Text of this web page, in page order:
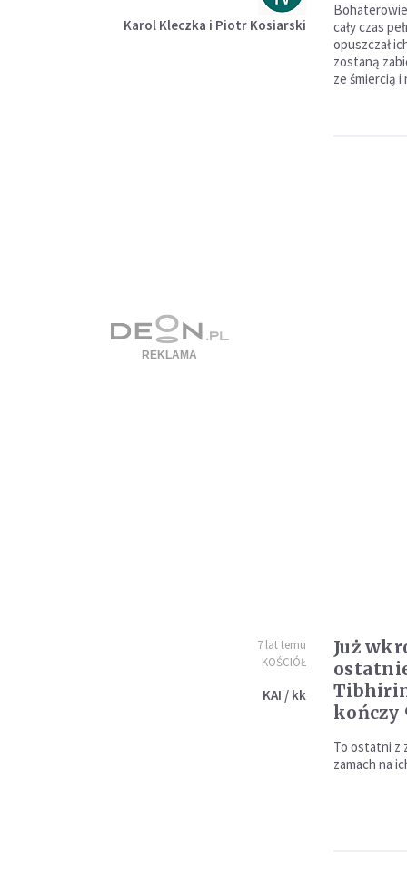
Karol Kleczka i Piotr Kosiarski
cały czas
opuszczał
zostaną
ze śmiercią i
7 lat temu
KOŚCIÓŁ
KAI / kk
Już
kończy
To ostatni z
zamach na